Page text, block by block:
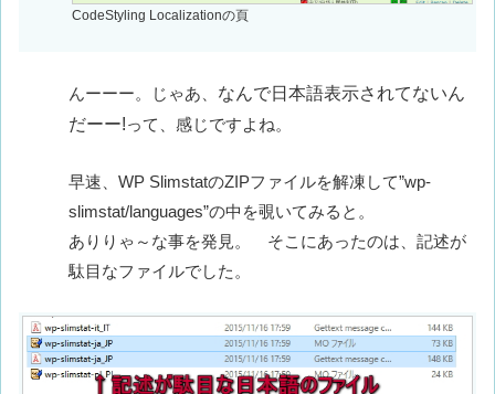
CodeStyling Localizationの頁
んーーー。じゃあ、 なんで日本語表示されてないん
だーー!って、感じですよね。
早速、WP SlimstatのZIPファイルを解凍して”wp-
slimstat/languages”の中を覗いてみると。
ありりゃ～な事を発見。 そこにあったのは、記述が
駄目なファイルでした。